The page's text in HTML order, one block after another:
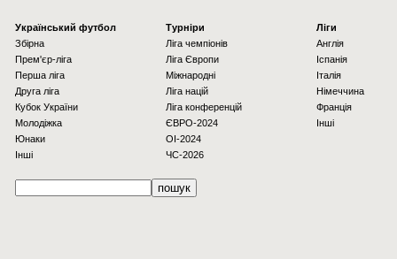
Українcький футбол
Збірна
Прем'єр-ліга
Перша ліга
Друга ліга
Кубок України
Молодіжка
Юнаки
Інші
Турніри
Ліга чемпіонів
Ліга Європи
Міжнародні
Ліга націй
Ліга конференцій
ЄВРО-2024
OI-2024
ЧС-2026
Ліги
Англія
Іспанія
Італія
Німеччина
Франція
Інші